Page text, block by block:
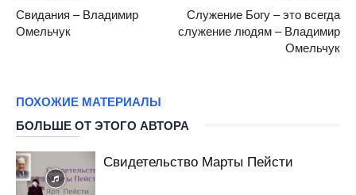
Свидания – Владимир
Омельчук
Служение Богу – это всегда
служение людям – Владимир
Омельчук
ПОХОЖИЕ МАТЕРИАЛЫ
БОЛЬШЕ ОТ ЭТОГО АВТОРА
Свидетельство Марты Пейсти